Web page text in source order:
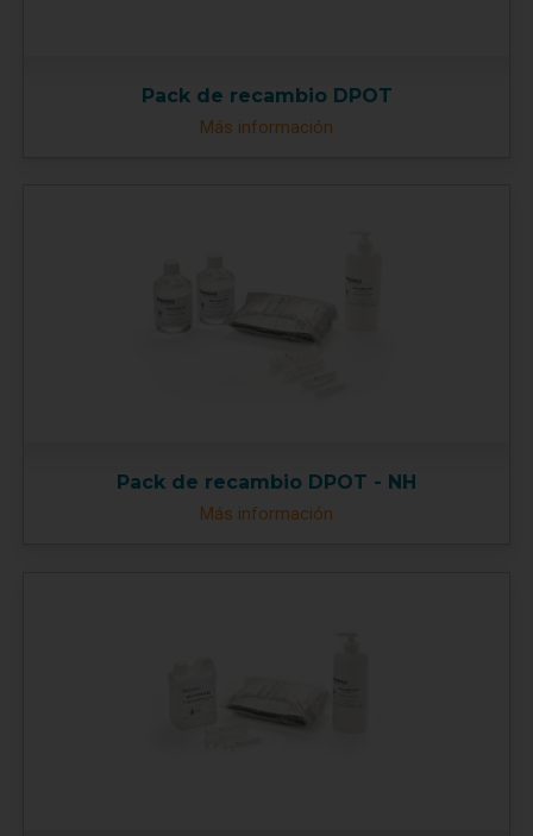
Pack de recambio DPOT
Más información
Pack de recambio DPOT - NH
Más información